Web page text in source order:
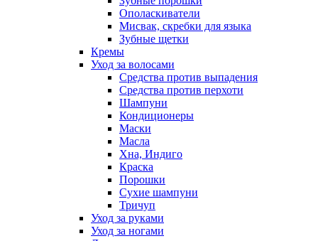
Ополаскиватели
Мисвак, скребки для языка
Зубные щетки
Кремы
Уход за волосами
Средства против выпадения
Средства против перхоти
Шампуни
Кондиционеры
Маски
Масла
Хна, Индиго
Краска
Порошки
Сухие шампуни
Тричуп
Уход за руками
Уход за ногами